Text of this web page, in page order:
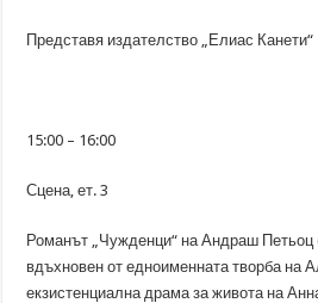
Представя издателство „Елиас Канети“
15:00 – 16:00
Сцена, ет. 3
Романът „Чужденци“ на Андраш Петьоц
вдъхновен от едноименната творба на
екзистенциална драма за живота на